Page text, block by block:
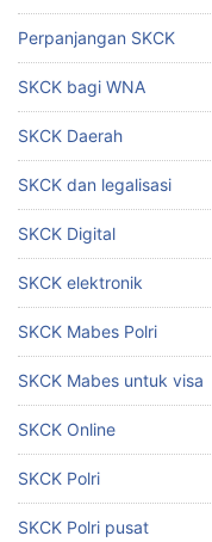
Perpanjangan SKCK
SKCK bagi WNA
SKCK Daerah
SKCK dan legalisasi
SKCK Digital
SKCK elektronik
SKCK Mabes Polri
SKCK Mabes untuk visa
SKCK Online
SKCK Polri
SKCK Polri pusat